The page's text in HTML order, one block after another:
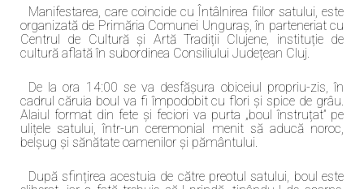
Manifestarea, care coincide cu Întâlnirea fiilor satului, este
organizată de Primăria Comunei Unguraș, în parteneriat cu
Centrul de Cultură și Artă Tradiții Clujene, instituție de
cultură aflată în subordinea Consiliului Județean Cluj.
De la ora 14:00 se va desfășura obiceiul propriu-zis, în
cadrul căruia boul va fi împodobit cu flori și spice de grâu.
Alaiul format din fete și feciori va purta „boul înstruțat” pe
ulițele satului, într-un ceremonial menit să aducă noroc,
belșug și sănătate oamenilor și pământului.
După sfințirea acestuia de către preotul satului, boul este